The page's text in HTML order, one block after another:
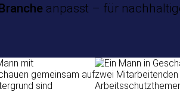
anpasst – für